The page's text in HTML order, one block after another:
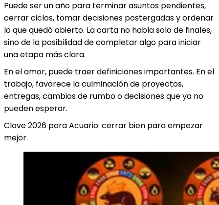
Puede ser un año para terminar asuntos pendientes,
cerrar ciclos, tomar decisiones postergadas y ordenar
lo que quedó abierto. La carta no habla solo de finales,
sino de la posibilidad de completar algo para iniciar
una etapa más clara.
En el amor, puede traer definiciones importantes. En el
trabajo, favorece la culminación de proyectos,
entregas, cambios de rumbo o decisiones que ya no
pueden esperar.
Clave 2026 para Acuario: cerrar bien para empezar
mejor.